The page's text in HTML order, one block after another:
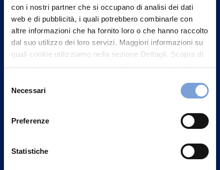
con i nostri partner che si occupano di analisi dei dati
web e di pubblicità, i quali potrebbero combinarle con
altre informazioni che ha fornito loro o che hanno raccolto
dal suo utilizzo dei loro servizi. Maggiori informazioni su
quali cookie utilizziamo nella sezione Dettagli. Scopra di
più su chi siamo, come può contattarci e come trattiamo i
può trovare nel footer del sito nella sezione "Informativa
delNecessari
Preferenze
Statistiche
20149 Milano